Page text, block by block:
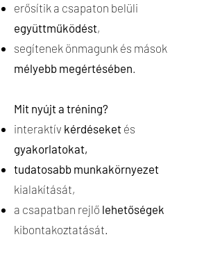
erősítik a csapaton belüli
együttműködést,
segítenek önmagunk és mások
mélyebb megértésében.
Mit nyújt a tréning?
interaktív kérdéseket és
gyakorlatokat,
tudatosabb munkakörnyezet
kialakítását,
a csapatban rejlő lehetőségek
kibontakoztatását.